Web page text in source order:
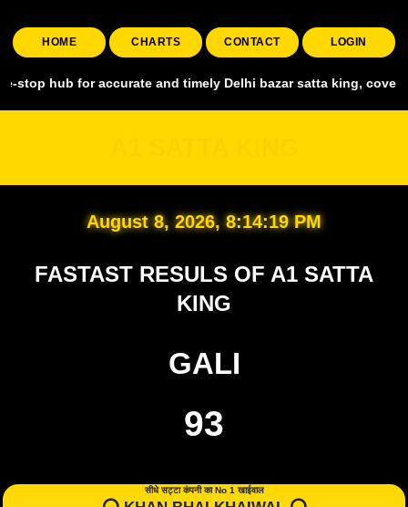
HOME CHARTS CONTACT LOGIN
for accurate and timely Delhi bazar satta king, covering all
August 8, 2026, 8:14:20 PM
FASTAST RESULS OF A1 SATTA
KING
GALI
93
सीधे सट्टा कंपनी का No 1 खाईवाल